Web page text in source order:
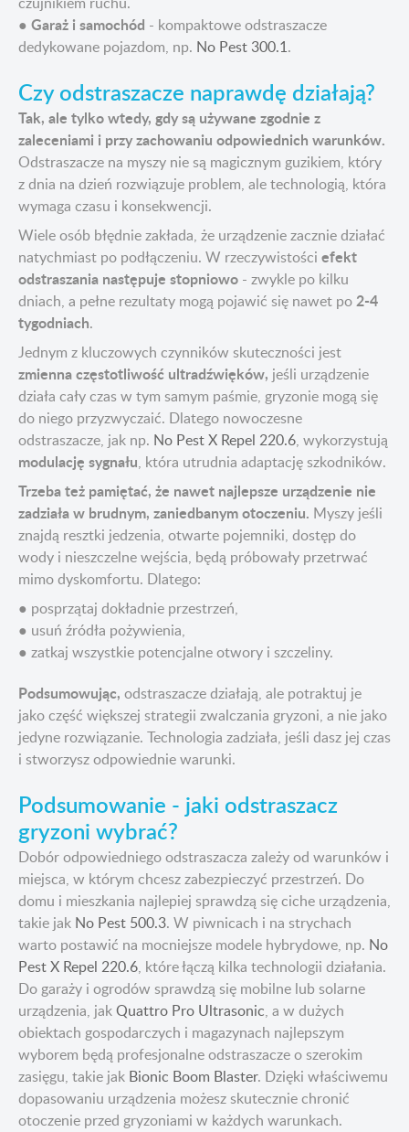
● Garaż i samochód - kompaktowe odstraszacze
dedykowane pojazdom, np. No Pest 300.1.
Czy odstraszacze naprawdę działają?
Tak, ale tylko wtedy, gdy są używane zgodnie z
zaleceniami i przy zachowaniu odpowiednich warunków.
Odstraszacze na myszy nie są magicznym guzikiem, który
z dnia na dzień rozwiązuje problem, ale technologią, która
wymaga czasu i konsekwencji.
Wiele osób błędnie zakłada, że urządzenie zacznie działać
natychmiast po podłączeniu. W rzeczywistości efekt
odstraszania następuje stopniowo - zwykle po kilku
dniach, a pełne rezultaty mogą pojawić się nawet po2-4
tygodniach.
Jednym z kluczowych czynników skuteczności jest
zmienna częstotliwość ultradźwięków, jeśli urządzenie
działa cały czas w tym samym paśmie, gryzonie mogą się
do niego przyzwyczaić. Dlatego nowoczesne
odstraszacze, jak np. No Pest X Repel 220.6, wykorzystują
modulację sygnału, która utrudnia adaptację szkodników.
Trzeba też pamiętać, że nawet najlepsze urządzenie nie
zadziała w brudnym, zaniedbanym otoczeniu. Myszy jeśli
znajdą resztki jedzenia, otwarte pojemniki, dostęp do
wody i nieszczelne wejścia, będą próbowały przetrwać
mimo dyskomfortu. Dlatego:
● posprzątaj dokładnie przestrzeń,
● usuń źródła pożywienia,
● zatkaj wszystkie potencjalne otwory i szczeliny.
Podsumowując, odstraszacze działają, ale potraktuj je
jako część większej strategii zwalczania gryzoni, a nie jako
jedyne rozwiązanie. Technologia zadziała, jeśli dasz jej czas
i stworzysz odpowiednie warunki.
Podsumowanie - jaki odstraszacz
gryzoni wybrać?
Dobór odpowiedniego odstraszacza zależy od warunków i
miejsca, w którym chcesz zabezpieczyć przestrzeń. Do
domu i mieszkania najlepiej sprawdzą się ciche urządzenia,
takie jak No Pest 500.3. W piwnicach i na strychach
warto postawić na mocniejsze modele hybrydowe, np. No
Pest X Repel 220.6, które łączą kilka technologii działania.
Do garaży i ogrodów sprawdzą się mobilne lub solarne
urządzenia, jakQuattro Pro Ultrasonic, a w dużych
obiektach gospodarczych i magazynach najlepszym
wyborem będą profesjonalne odstraszacze o szerokim
zasięgu, takie jak Bionic Boom Blaster. Dzięki właściwemu
dopasowaniu urządzenia możesz skutecznie chronić
otoczenie przed gryzoniami w każdych warunkach.